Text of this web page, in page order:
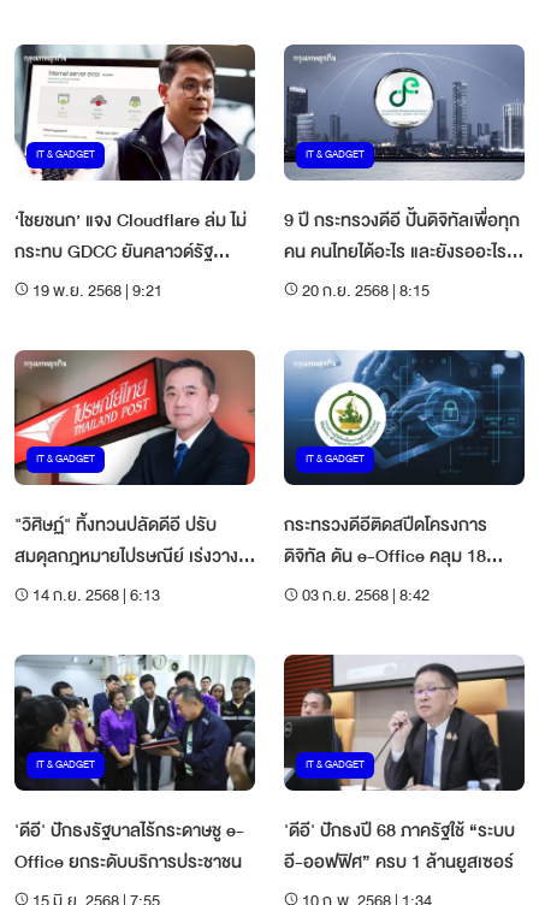
IT & GADGET
‘ไชยชนก’ แจง Cloudflare ล่ม ไม่
กระทบ GDCC ยันคลาวด์รัฐ
ปลอดภัย - สั่งมอนิเตอร์ 24 ชม.
19 พ.ย. 2568 | 9:21
IT & GADGET
9 ปี กระทรวงดีอี ปั้นดิจิทัลเพื่อทุก
คน คนไทยได้อะไร และยังรออะไร
จากรัฐ
20 ก.ย. 2568 | 8:15
IT & GADGET
"วิศิษฏ์" ทิ้งทวนปลัดดีอี ปรับ
สมดุลกฎหมายไปรษณีย์ เร่งวาง
รากฐานดิจิทัลก่อนเกษียณ
14 ก.ย. 2568 | 6:13
IT & GADGET
กระทรวงดีอีติดสปีดโครงการ
ดิจิทัล ดัน e-Office คลุม 18
กระทรวง
03 ก.ย. 2568 | 8:42
IT & GADGET
'ดีอี' ปักธงรัฐบาลไร้กระดาษชู e-
Office ยกระดับบริการประชาชน
IT & GADGET
'ดีอี' ปักธงปี 68 ภาครัฐใช้ “ระบบ
อี-ออฟฟิศ” ครบ 1 ล้านยูสเซอร์